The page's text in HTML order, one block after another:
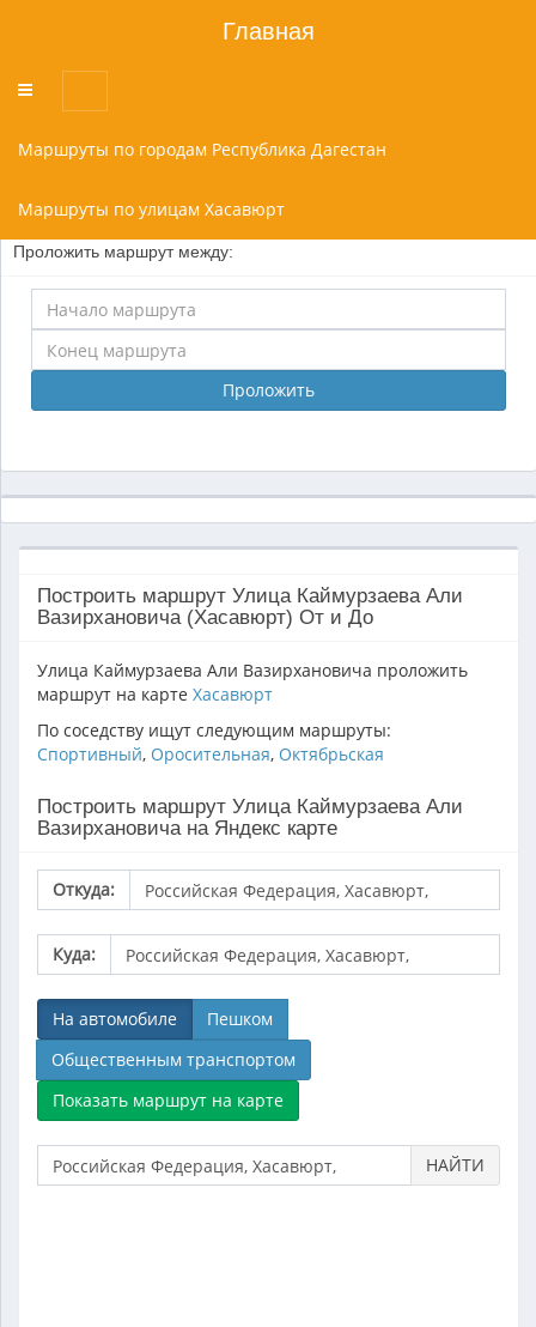
Главная
Переключатель
меню
Маршруты по городам Республика Дагестан
Маршруты по улицам Хасавюрт
Проложить маршрут между:
Проложить
Построить маршрут Улица Каймурзаева Али
Вазирхановича (Хасавюрт) От и До
Улица Каймурзаева Али Вазирхановича проложить
маршрут на карте Хасавюрт
По соседству ищут следующим маршруты:
Спортивный, Оросительная, Октябрьская
Построить маршрут Улица Каймурзаева Али
Вазирхановича на Яндекс карте
Откуда:
Куда:
На автомобиле
Пешком
Общественным транспортом
НАЙТИ